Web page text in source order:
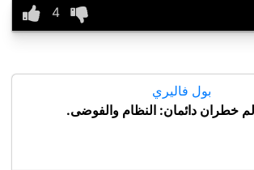
بول فاليري
خطران دائمان: النظام والفوضى.